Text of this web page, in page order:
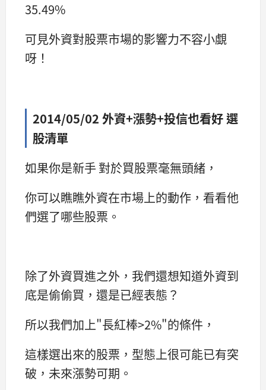
35.49%
可見外資對股票市場的影響力不容小覷
呀！
2014/05/02 外資+漲勢+投信也看好 選
股清單
如果你是新手 對於買股票毫無頭緒，
你可以瞧瞧外資在市場上的動作，看看他
們選了哪些股票。
除了外資買進之外，我們還想知道外資到
底是偷偷買，還是已經表態？
所以我們加上"長紅棒>2%"的條件，
這樣選出來的股票，型態上很可能已有突
破，未來漲勢可期。